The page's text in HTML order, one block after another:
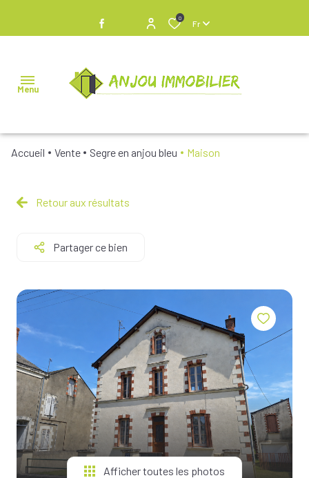
0
Fr
Menu
VENDRE
BIENS
NOS
BIENS À
LA
LOCATION
ESTIMEZ
VOTRE
BIEN
NOTRE
ÉQUIPE
Accueil Vente Segre en anjou bleu Maison
Retour aux résultats
Partager ce bien
Afficher toutes les photos